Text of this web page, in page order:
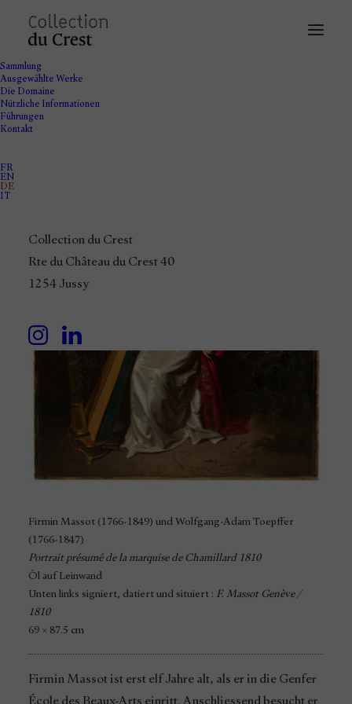
Sammlung
Ausgewählte Werke
Die Domaine
Nützliche Informationen
Führungen
Kontakt
FR
EN
DE
IT
Collection du Crest
Rte du Château du Crest 40
1254 Jussy
Firmin Massot (1766-1849) und Wolfgang-Adam Toepffer
(1766-1847)
Portrait présumé de la marquise de Chamillard 1810
Öl auf Leinwand
Unten links signiert, datiert und situiert : F. Massot Genève /
1810
69 × 87.5 cm
Firmin Massot ist erst elf Jahre alt, als er in die Genfer